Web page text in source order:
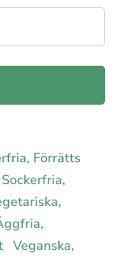
Förrätts
Veganska,